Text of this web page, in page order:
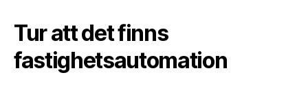
Tur att det finns
fastighetsautomation